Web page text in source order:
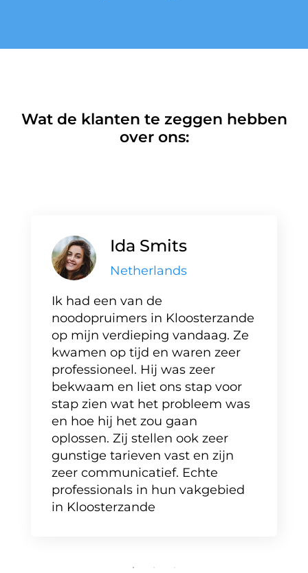
Wat de klanten te zeggen hebben
over ons:
Ida Smits
Netherlands
Ik had een van de
noodopruimers in Kloosterzande
op mijn verdieping vandaag. Ze
kwamen op tijd en waren zeer
professioneel. Hij was zeer
bekwaam en liet ons stap voor
stap zien wat het probleem was
en hoe hij het zou gaan
oplossen. Zij stellen ook zeer
gunstige tarieven vast en zijn
zeer communicatief. Echte
professionals in hun vakgebied
in Kloosterzande